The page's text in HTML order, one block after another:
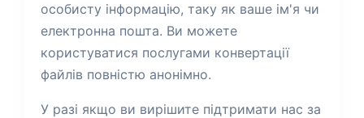
особисту інформацію, таку як ваше ім'я чи
електронна пошта. Ви можете
користуватися послугами конвертації
файлів повністю анонімно.
У разі якщо ви вирішите підтримати нас за